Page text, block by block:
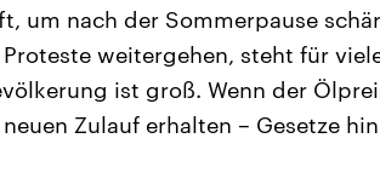
um nach der Sommerpause
weitergehen, steht für
ist groß. Wenn der
Zulauf erhalten – Gesetze